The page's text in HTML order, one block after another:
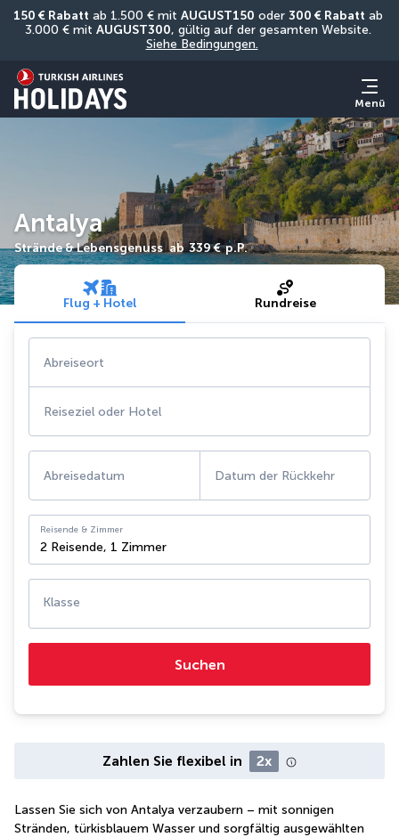
150 € Rabatt ab 1.500 € mit AUGUST150 oder 300 € Rabatt ab
3.000 € mit AUGUST300
Siehe Bedingungen.
Menü
Antalya
Strände & Lebensgenuss ab 339 € p.P.
Flug + Hotel Rundreise
Abreiseort
Reiseziel oder Hotel
Abreisedatum Datum der Rückkehr
Reisende & Zimmer
2 Reisende, 1 Zimmer
Klasse
Suchen
Zahlen Sie flexibel in 2x
Lassen Sie sich von Antalya verzaubern – mit sonnigen
Stränden, türkisblauem Wasser und sorgfältig ausgewählten